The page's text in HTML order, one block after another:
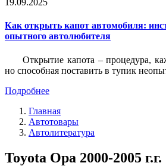
19.09.2025
Как открыть капот автомобиля:
опытного автолюбителя
Открытие капота – процедура,
но способная поставить в тупик
Подробнее
Главная
Автотовары
Автолитература
Toyota Opa 2000-2005 г.г.